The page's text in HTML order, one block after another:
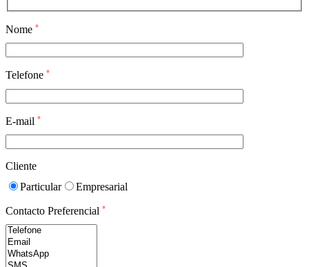
Nome *
Telefone *
E-mail *
Cliente
Particular
Empresarial
Contacto Preferencial *